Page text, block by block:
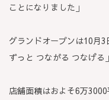
ことになりました」
グランドオープンは10月
ずっと つながる つなげる
店舗面積はおよそ6万